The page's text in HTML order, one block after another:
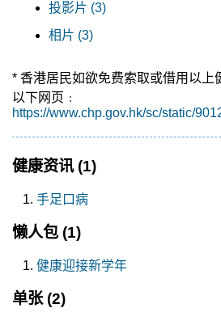
投影片 (3)
相片 (3)
* 香港居民如欲免费索取或借用以上
以下网页﹕
https://www.chp.gov.hk/sc/static/
健康资讯 (1)
手足口病
懒人包 (1)
健康迎接新学年
单张 (2)